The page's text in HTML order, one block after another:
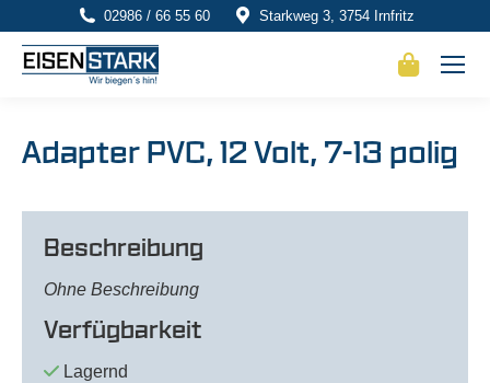
02986 / 66 55 60 Starkweg 3, 3754 Irnfritz
Adapter PVC, 12 Volt, 7-13 polig
Beschreibung
Ohne Beschreibung
Verfügbarkeit
Lagernd